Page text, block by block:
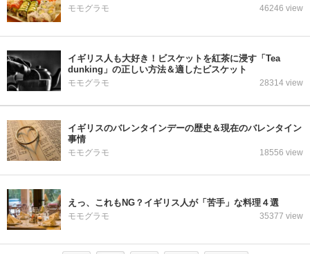
モモグラモ 46246 view
イギリス人も大好き！ビスケットを紅茶に浸す「Tea
dunking」の正しい方法＆適したビスケット
モモグラモ 28314 view
イギリスのバレンタインデーの歴史＆現在のバレンタイン
事情
モモグラモ 18556 view
えっ、これもNG？イギリス人が「苦手」な料理４選
モモグラモ 35377 view